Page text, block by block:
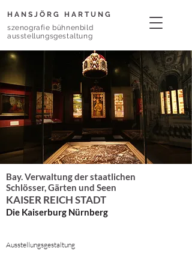
HANSJÖRG HARTUNG
szenografie bühnenbild
ausstellungsgestaltung
Bay. Verwaltung der staatlichen
Schlösser, Gärten und Seen
KAISER REICH STADT
Die Kaiserburg Nürnberg
Ausstellungsgestaltung